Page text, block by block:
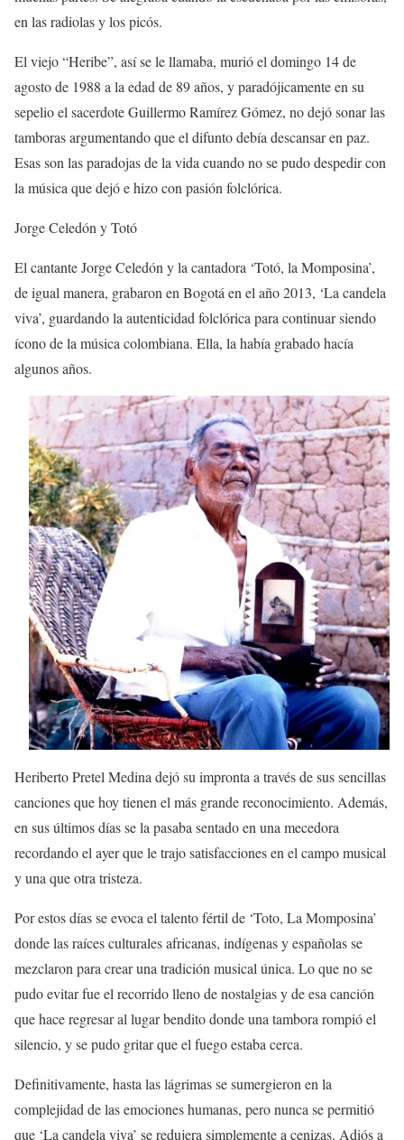
en las radiolas y los picós.
El viejo “Heribe”, así se le llamaba, murió el domingo 14 de
agosto de 1988 a la edad de 89 años, y paradójicamente en su
sepelio el sacerdote Guillermo Ramírez Gómez, no dejó sonar las
tamboras argumentando que el difunto debía descansar en paz.
Esas son las paradojas de la vida cuando no se pudo despedir con
la música que dejó e hizo con pasión folclórica.
Jorge Celedón y Totó
El cantante Jorge Celedón y la cantadora ‘Totó, la Momposina’,
de igual manera, grabaron en Bogotá en el año 2013, ‘La candela
viva’, guardando la autenticidad folclórica para continuar siendo
ícono de la música colombiana. Ella, la había grabado hacía
algunos años.
Heriberto Pretel Medina dejó su impronta a través de sus sencillas
canciones que hoy tienen el más grande reconocimiento. Además,
en sus últimos días se la pasaba sentado en una mecedora
recordando el ayer que le trajo satisfacciones en el campo musical
y una que otra tristeza.
Por estos días se evoca el talento fértil de ‘Toto, La Momposina’
donde las raíces culturales africanas, indígenas y españolas se
mezclaron para crear una tradición musical única. Lo que no se
pudo evitar fue el recorrido lleno de nostalgias y de esa canción
que hace regresar al lugar bendito donde una tambora rompió el
silencio, y se pudo gritar que el fuego estaba cerca.
Definitivamente, hasta las lágrimas se sumergieron en la
complejidad de las emociones humanas, pero nunca se permitió
que ‘La candela viva’ se redujera simplemente a cenizas. Adiós a